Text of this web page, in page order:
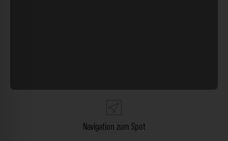
Navigation zum Spot